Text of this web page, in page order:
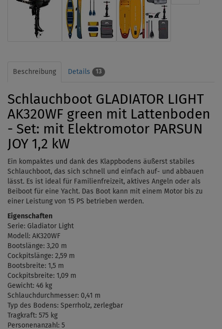
Beschreibung Details 13
Schlauchboot GLADIATOR LIGHT
AK320WF green mit Lattenboden
- Set: mit Elektromotor PARSUN
JOY 1,2 kW
Ein kompaktes und dank des Klappbodens äußerst stabiles
Schlauchboot, das sich schnell und einfach auf- und abbauen
lässt. Es ist ideal für Familienfreizeit, aktives Angeln oder als
Beiboot für eine Yacht. Das Boot kann mit einem Motor bis zu
einer Leistung von 15 PS betrieben werden.
Eigenschaften
Serie: Gladiator Light
Modell: AK320WF
Bootslänge: 3,20 m
Cockpitslänge: 2,59 m
Bootsbreite: 1,5 m
Cockpitsbreite: 1,09 m
Gewicht: 46 kg
Schlauchdurchmesser: 0,41 m
Typ des Bodens: Sperrholz, zerlegbar
Tragkraft: 575 kg
Personenanzahl: 5